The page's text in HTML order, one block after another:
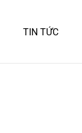
TIN TỨC